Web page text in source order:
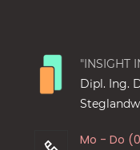
"INSIGHT
Dipl. Ing.
Mo - Do